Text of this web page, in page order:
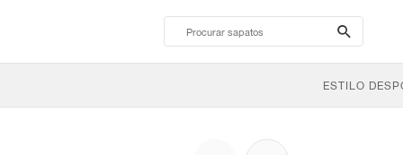
search-
btn
ESTILO